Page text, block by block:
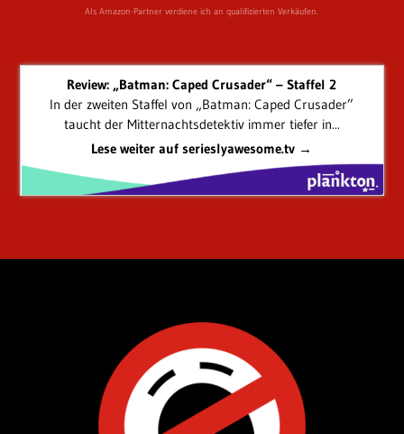
Als Amazon-Partner verdiene ich an qualifizierten Verkäufen.
Review: „Batman: Caped Crusader“ – Staffel 2
In der zweiten Staffel von „Batman: Caped Crusader”
taucht der Mitternachtsdetektiv immer tiefer in...
Lese weiter auf serieslyawesome.tv →